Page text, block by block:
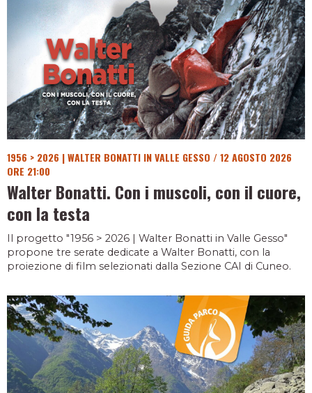
1956 > 2026 | WALTER BONATTI IN VALLE GESSO /12 AGOSTO 2026
ORE 21:00
Walter Bonatti. Con i muscoli, con il cuore,
con la testa
Il progetto "1956 > 2026 | Walter Bonatti in Valle Gesso"
propone tre serate dedicate a Walter Bonatti, con la
proiezione di film selezionati dalla Sezione CAI di Cuneo.